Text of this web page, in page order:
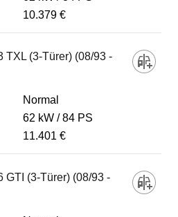
10.379 €
TXL (3-Türer) (08/93 -
Normal
62 kW
84 PS
11.401 €
GTI (3-Türer) (08/93 -